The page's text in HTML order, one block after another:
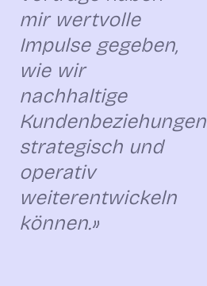
mir wertvolle
Impulse gegeben,
wie wir
nachhaltige
Kundenbeziehungen
strategisch und
operativ
weiterentwickeln
können.»